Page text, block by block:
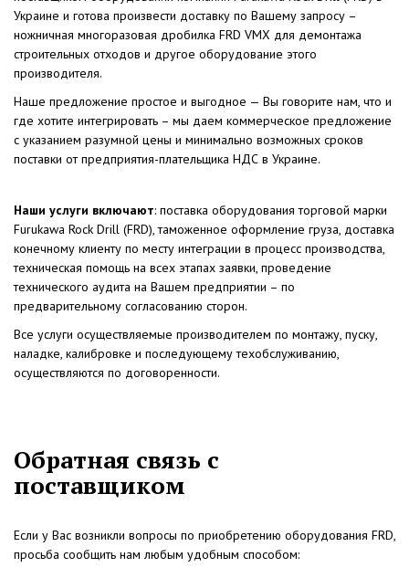
Украине и готова произвести доставку по Вашему запросу –
ножничная многоразовая дробилка FRD VMX для демонтажа
строительных отходов и другое оборудование этого
производителя.
Наше предложение простое и выгодное — Вы говорите нам, что и
где хотите интегрировать – мы даем коммерческое предложение
с указанием разумной цены и минимально возможных сроков
поставки от предприятия-плательщика НДС в Украине.
Наши услуги включают: поставка оборудования торговой марки
Furukawa Rock Drill (FRD), таможенное оформление груза, доставка
конечному клиенту по месту интеграции в процесс производства,
техническая помощь на всех этапах заявки, проведение
технического аудита на Вашем предприятии – по
предварительному согласованию сторон.
Все услуги осуществляемые производителем по монтажу, пуску,
наладке, калибровке и последующему техобслуживанию,
осуществляются по договоренности.
Обратная связь с
поставщиком
Если у Вас возникли вопросы по приобретению оборудования FRD,
просьба сообщить нам любым удобным способом: